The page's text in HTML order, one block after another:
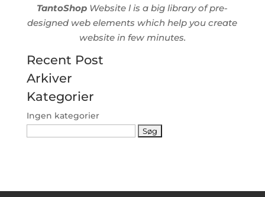
TantoShop Website l is a big library of pre-
designed web elements which help you create
website in few minutes.
Recent Post
Arkiver
Kategorier
Ingen kategorier